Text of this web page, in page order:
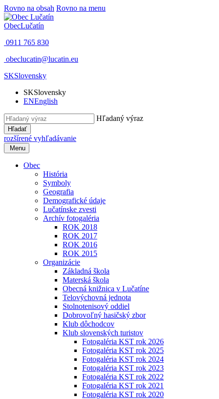
Rovno na obsah Rovno na menu
ObecLučatín
0911 765 830
obeclucatin@lucatin.eu
SKSlovensky
SKSlovensky
ENEnglish
Hľadaný výraz
Hľadať
rozšírené vyhľadávanie
Menu
Obec
História
Symboly
Geografia
Demografické údaje
Lučatínske zvesti
Archív fotogaléria
ROK 2018
ROK 2017
ROK 2016
ROK 2015
Organizácie
Základná škola
Materská škola
Obecná knižnica v Lučatíne
Telovýchovná jednota
Stolnotenisový oddiel
Dobrovoľný hasičský zbor
Klub dôchodcov
Klub slovenských turistov
Fotogaléria KST rok 2026
Fotogaléria KST rok 2025
Fotogaléria KST rok 2024
Fotogaléria KST rok 2023
Fotogaléria KST rok 2022
Fotogaléria KST rok 2021
Fotogaléria KST rok 2020